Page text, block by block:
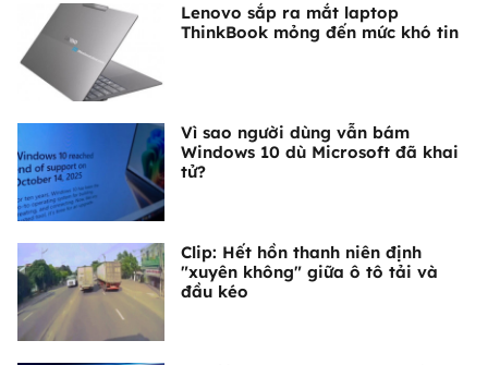
Lenovo sắp ra mắt laptop
ThinkBook mỏng đến mức khó tin
Vì sao người dùng vẫn bám
Windows 10 dù Microsoft đã khai
tử?
Clip: Hết hồn thanh niên định
"xuyên không" giữa ô tô tải và
đầu kéo